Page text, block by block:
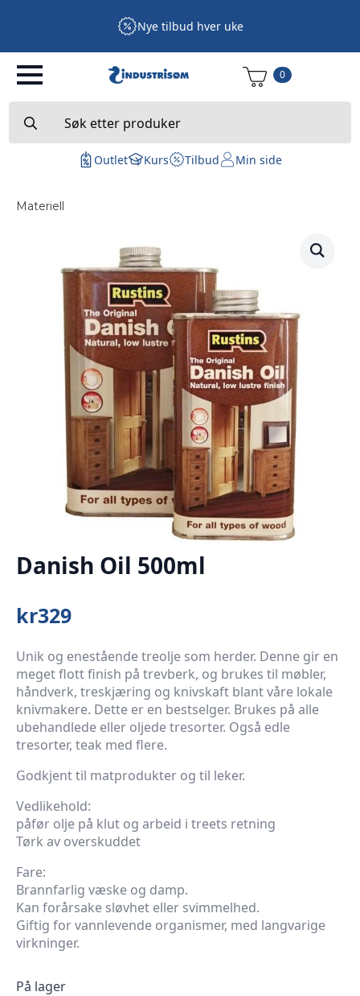
Nye tilbud hver uke
0
for:
Outlet Kurs Tilbud Min side
Materiell
Danish Oil 500ml
kr329
Unik og enestående treolje som herder. Denne gir en
meget flott finish på trevberk, og brukes til møbler,
håndverk, treskjæring og knivskaft blant våre lokale
knivmakere. Dette er en bestselger. Brukes på alle
ubehandlede eller oljede tresorter. Også edle
tresorter, teak med flere.
Godkjent til matprodukter og til leker.
Vedlikehold:
påfør olje på klut og arbeid i treets retning
Tørk av overskuddet
Fare:
Brannfarlig væske og damp.
Kan forårsake sløvhet eller svimmelhed.
Giftig for vannlevende organismer, med langvarige
virkninger.
På lager